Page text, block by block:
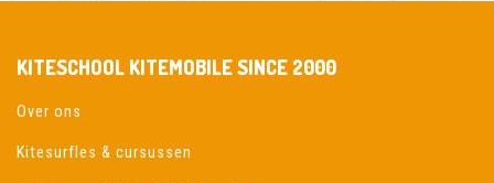
KITESCHOOL KITEMOBILE SINCE 2000
Over ons
Kitesurfles & cursussen